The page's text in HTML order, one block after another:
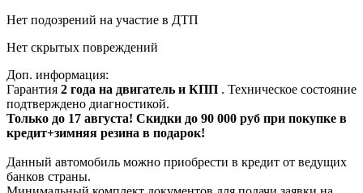
Нет подозрений на участие в ДТП
Нет скрытых повреждений
Доп. информация:
Гарантия 2 года на двигатель и КПП . Техническое состояние
подтверждено диагностикой.
Только до 17 августа! Скидки до 90 000 руб при покупке в
кредит+зимняя резина в подарок!
Данный автомобиль можно приобрести в кредит от ведущих
банков страны.